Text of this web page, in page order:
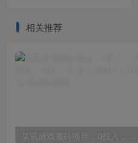
相关推荐
某讯游戏搬砖项目，0投入，可以挂机，轻松上手,月入3000+上不封顶